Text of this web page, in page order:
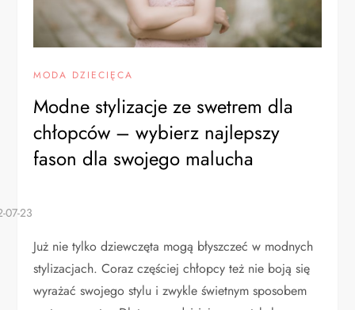
MODA DZIECIĘCA
Modne stylizacje ze swetrem dla
chłopców – wybierz najlepszy
fason dla swojego malucha
Już nie tylko dziewczęta mogą błyszczeć w modnych
stylizacjach. Coraz częściej chłopcy też nie boją się
wyrażać swojego stylu i zwykle świetnym sposobem